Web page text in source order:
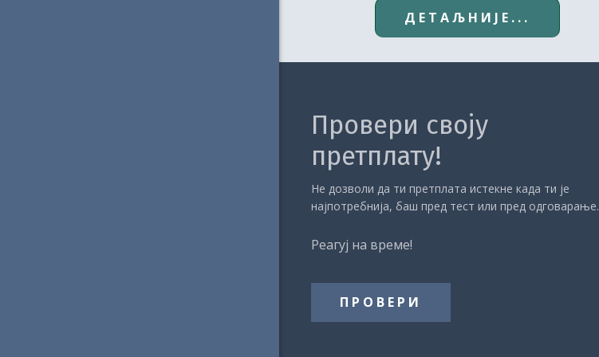
ДЕТАЉНИЈЕ...
Провери своју
претплату!
Не дозволи да ти претплата истекне када ти је
најпотребнија, баш пред тест или пред одговарање.
Реагуј на време!
ПРОВЕРИ